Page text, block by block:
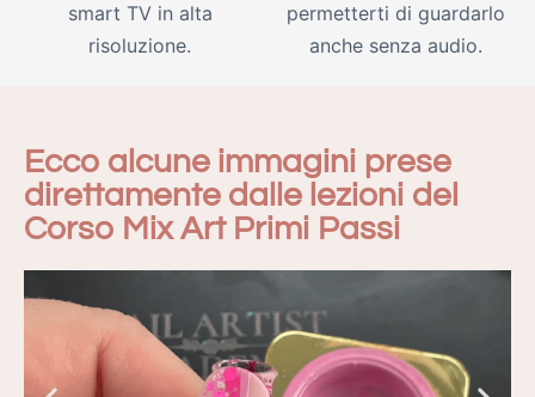
smart TV in alta
risoluzione.
permetterti di guardarlo
anche senza audio.
Ecco alcune immagini prese
direttamente dalle lezioni del
Corso Mix Art Primi Passi